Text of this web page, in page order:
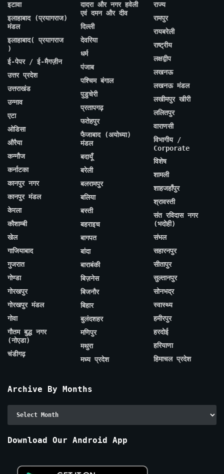
इटावा
इलाहाबाद (प्रयागराज)
मंडल
इलाहाबाद( प्रयागराज
)
ई-पेपर / ई-मैगज़ीन
उत्तर प्रदेश
उत्तराखंड
उन्नाव
एटा
ओडिसा
औरैया
कन्नौज
कर्नाटका
कानपुर नगर
कानपुर मंडल
केरला
कौशाम्बी
खेल
गाजियाबाद
गुजरात
गोण्डा
गोरखपुर
गोरखपुर मंडल
गोवा
गौतम बुद्ध नगर
(नोएडा)
चंडीगढ़
दादरा और नगर हवेली
एवं दमन और दीव
दिल्ली
देवरिया
धर्म
पंजाब
पश्चिम बंगाल
पुडुचेरी
प्रतापगढ़
फतेहपुर
फैजाबाद (अयोध्या)
मंडल
बदायूँ
बरेली
बलरामपुर
बलिया
बस्ती
बहराइच
बागपत
बांदा
बाराबंकी
बिज़नेस
बिजनौर
बिहार
बुलंदशहर
मणिपुर
मथुरा
मध्य प्रदेश
राज्य
रामपुर
रायबरेली
राष्ट्रीय
लक्षद्वीप
लखनऊ
लखनऊ मंडल
लखीमपुर खीरी
ललितपुर
वाराणसी
विभागीय /
Corporate
विशेष
शामली
शाहजहाँपुर
श्रावस्ती
संत रविदास नगर
(भदोही)
संभल
सहारनपुर
सीतापुर
सुल्तानपुर
सोनभद्र
स्वास्थ्य
हमीरपुर
हरदोई
हरियाणा
हिमाचल प्रदेश
Archive By Months
Archive
Download Our Android App